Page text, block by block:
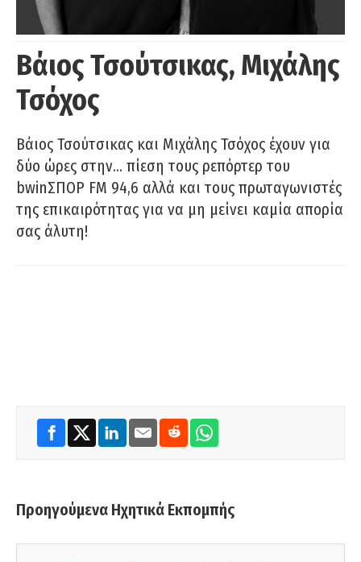
Βάιος Τσούτσικας, Μιχάλης
Τσόχος
Βάιος Τσούτσικας και Μιχάλης Τσόχος έχουν για
δύο ώρες στην… πίεση τους ρεπόρτερ του
bwinΣΠΟΡ FM 94,6 αλλά και τους πρωταγωνιστές
της επικαιρότητας για να μη μείνει καμία απορία
σας άλυτη!
Προηγούμενα Ηχητικά Εκπομπής